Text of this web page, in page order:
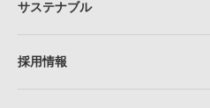
サステナブル
採用情報